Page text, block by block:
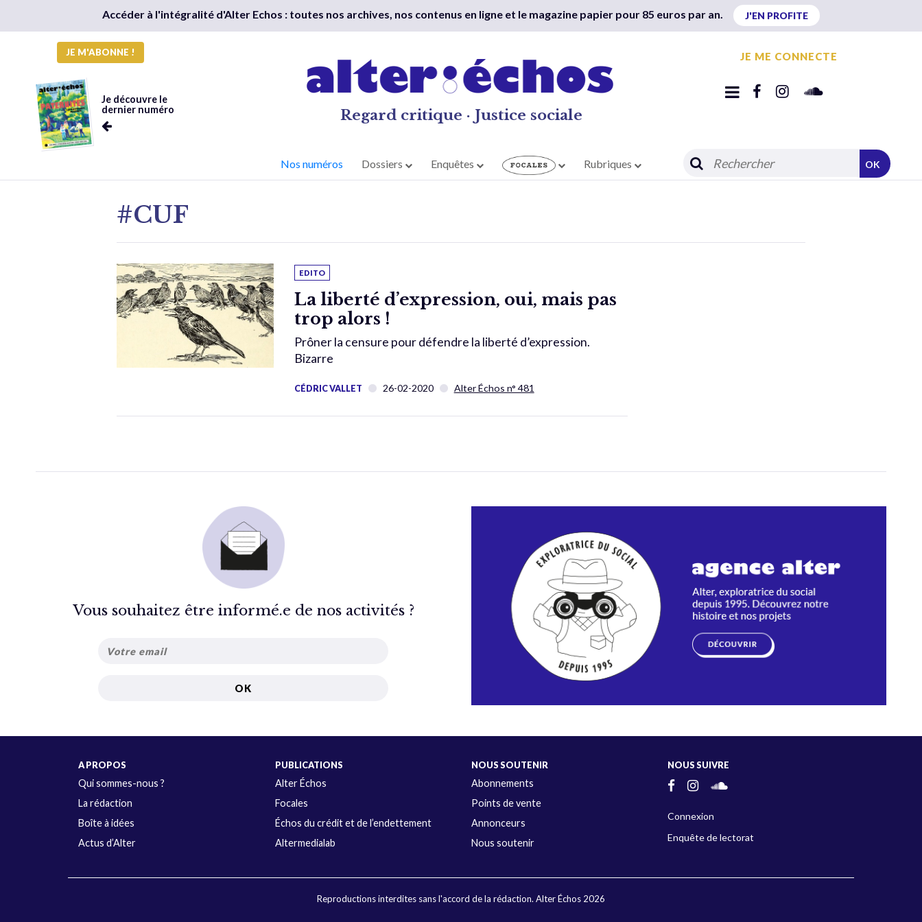
Accéder à l'intégralité d'Alter Echos : toutes nos archives, nos contenus en ligne et le magazine papier pour 85 euros par an. J'EN PROFITE
JE M'ABONNE !
Je découvre le
dernier numéro
Regard critique · Justice sociale
JE ME CONNECTE
Nos numéros Dossiers Enquêtes Rubriques OK
#CUF
EDITO
La liberté d’expression, oui, mais pas
trop alors !
Prôner la censure pour défendre la liberté d’expression.
Bizarre
CÉDRIC VALLET 26-02-2020 Alter Échos n° 481
Vous souhaitez être informé.e de nos activités ?
A PROPOS
Qui sommes-nous ?
La rédaction
Boîte à idées
Actus d’Alter
PUBLICATIONS
Alter Échos
Focales
Échos du crédit et de l’endettement
Altermedialab
NOUS SOUTENIR
Abonnements
Points de vente
Annonceurs
Nous soutenir
NOUS SUIVRE
Connexion
Enquête de lectorat
Reproductions interdites sans l'accord de la rédaction. Alter Échos 2026